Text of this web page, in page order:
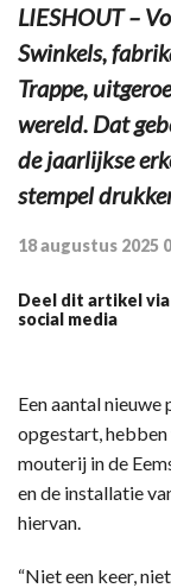
LIESHOUT –
Swinkels,
Trappe,
wereld. Dat
de jaarlijkse
stempel
18 augustus 2025
Deel dit artikel via
social media
Een aantal
opgestart,
mouterij in de
en de installatie
hiervan.
“Niet een keer,